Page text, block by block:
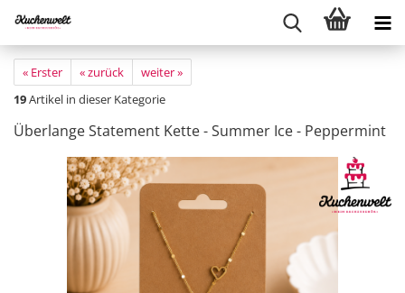
« Erster « zurück
weiter »
19Artikel in dieser Kategorie
Überlange Statement Kette - Summer Ice - Peppermint